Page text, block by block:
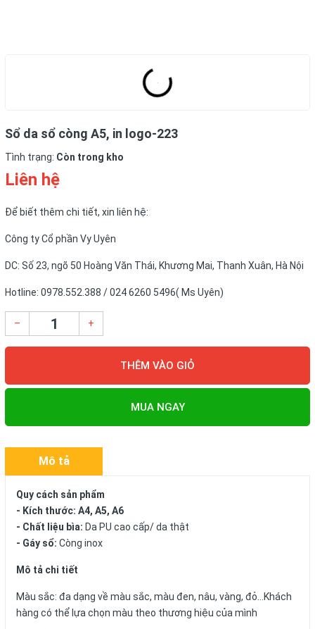
Sổ da sổ còng A5, in logo-223
Tình trạng: Còn trong kho
Liên hệ
Để biết thêm chi tiết, xin liên hệ:
Công ty Cổ phần Vy Uyên
DC: Số 23, ngõ 50 Hoàng Văn Thái, Khương Mai, Thanh Xuân, Hà Nội
Hotline: 0978.552.388 / 024 6260 5496( Ms Uyên)
– +
THÊM VÀO GIỎ
MUA NGAY
Mô tả
Quy cách sản phẩm
- Kích thước: A4, A5, A6
- Chất liệu bìa: Da PU cao cấp/ da thật
- Gáy sổ: Còng inox
Mô tả chi tiết
Màu sắc: đa dạng về màu sắc, màu đen, nâu, vàng, đỏ...Khách
hàng có thể lựa chọn màu theo thương hiệu của mình